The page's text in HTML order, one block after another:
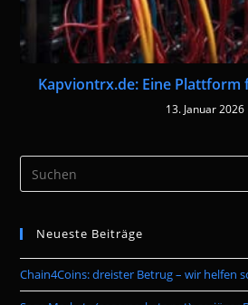
Kapviontrx.de: Eine
13. Januar 2026
Neueste Beiträge
Chain4Coins: dreister Betrug – wir helfen